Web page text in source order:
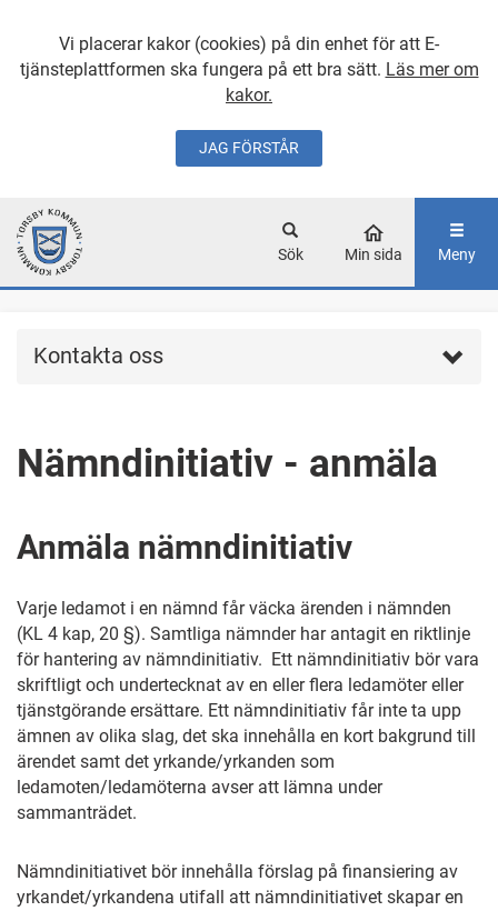
Vi placerar kakor (cookies) på din enhet för att E-
tjänsteplattformen ska fungera på ett bra sätt. Läs mer om
kakor.
JAG FÖRSTÅR
GÅ DIREKT TILL
Sök Min sida Meny
Kontakta oss
Nämndinitiativ - anmäla
Anmäla nämndinitiativ
Varje ledamot i en nämnd får väcka ärenden i nämnden
(KL 4 kap, 20 §). Samtliga nämnder har antagit en riktlinje
för hantering av nämndinitiativ. Ett nämndinitiativ bör vara
skriftligt och undertecknat av en eller flera ledamöter eller
tjänstgörande ersättare. Ett nämndinitiativ får inte ta upp
ämnen av olika slag, det ska innehålla en kort bakgrund till
ärendet samt det yrkande/yrkanden som
ledamoten/ledamöterna avser att lämna under
sammanträdet.
Nämndinitiativet bör innehålla förslag på finansiering av
yrkandet/yrkandena utifall att nämndinitiativet skapar en